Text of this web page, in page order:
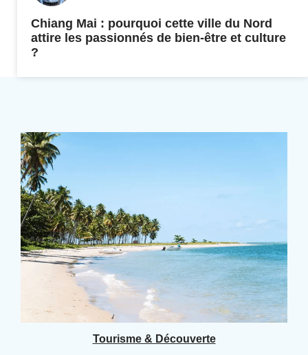
Chiang Mai : pourquoi cette ville du Nord
attire les passionnés de bien-être et culture
?
Tourisme & Découverte